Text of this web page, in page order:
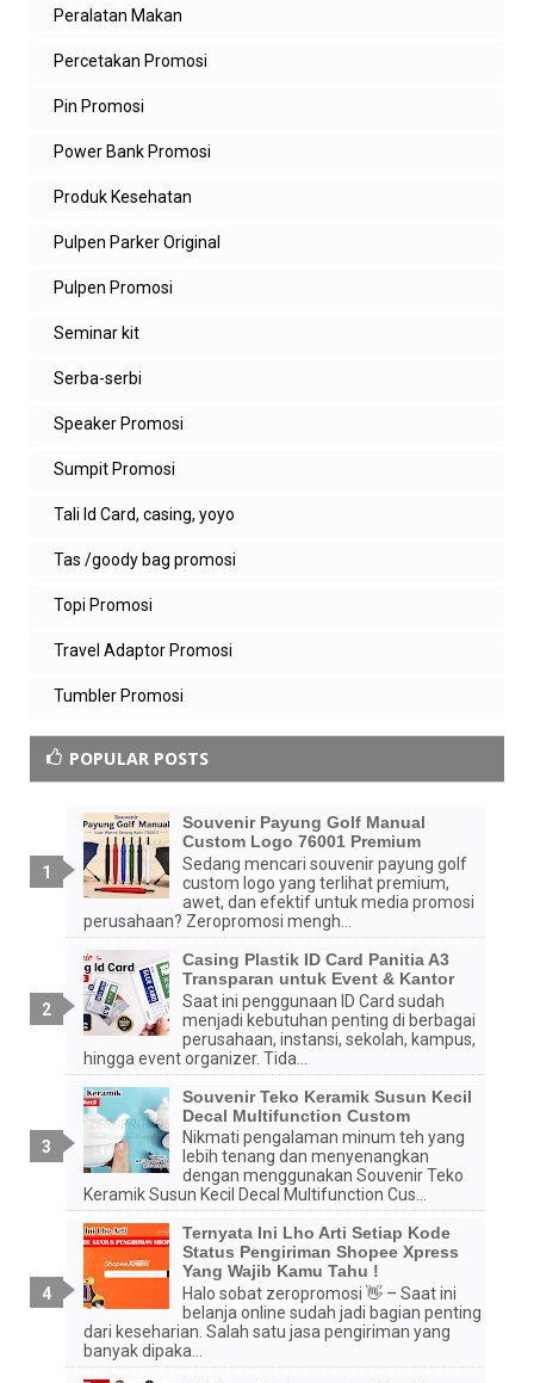
Peralatan Makan
Percetakan Promosi
Pin Promosi
Power Bank Promosi
Produk Kesehatan
Pulpen Parker Original
Pulpen Promosi
Seminar kit
Serba-serbi
Speaker Promosi
Sumpit Promosi
Tali Id Card, casing, yoyo
Tas /goody bag promosi
Topi Promosi
Travel Adaptor Promosi
Tumbler Promosi
POPULAR POSTS
Souvenir Payung Golf Manual
Custom Logo 76001 Premium
Sedang mencari souvenir payung golf
custom logo yang terlihat premium,
awet, dan efektif untuk media promosi
perusahaan? Zeropromosi mengh...
Casing Plastik ID Card Panitia A3
Transparan untuk Event & Kantor
Saat ini penggunaan ID Card sudah
menjadi kebutuhan penting di berbagai
perusahaan, instansi, sekolah, kampus,
hingga event organizer. Tida...
Souvenir Teko Keramik Susun Kecil
Decal Multifunction Custom
Nikmati pengalaman minum teh yang
lebih tenang dan menyenangkan
dengan menggunakan Souvenir Teko
Keramik Susun Kecil Decal Multifunction Cus...
Ternyata Ini Lho Arti Setiap Kode
Status Pengiriman Shopee Xpress
Yang Wajib Kamu Tahu !
Halo sobat zeropromosi 👋 – Saat ini
belanja online sudah jadi bagian penting
dari keseharian. Salah satu jasa pengiriman yang
banyak dipaka...